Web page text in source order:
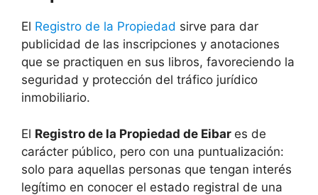
El Registro de la Propiedad sirve para dar
publicidad de las inscripciones y anotaciones
que se practiquen en sus libros, favoreciendo la
seguridad y protección del tráfico jurídico
inmobiliario.
El Registro de la Propiedad de Eibar es de
carácter público, pero con una puntualización:
solo para aquellas personas que tengan interés
legítimo en conocer el estado registral de una